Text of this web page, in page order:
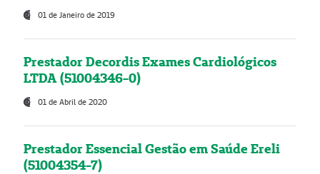
01 de Janeiro de 2019
Prestador Decordis Exames Cardiológicos
LTDA (51004346-0)
01 de Abril de 2020
Prestador Essencial Gestão em Saúde Ereli
(51004354-7)